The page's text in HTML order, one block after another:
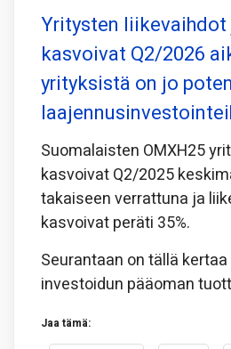
Yritysten
kasvoivat Q2/2026
yrityksistä on jo
Suomalaisten OMXH25
kasvoivat Q2/2025
takaiseen verrattuna ja
kasvoivat peräti 35%.
Seurantaan on tällä
investoidun pääoman
Jaa tämä: